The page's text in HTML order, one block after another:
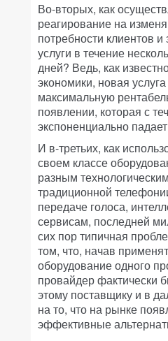
Во-вторых, как
реагирование на
потребности клиентов
услуги в течение
дней? Ведь, как
экономики, новая
максимальную
появлении, которая с
экспоненциально
И в-третьих, как
своем классе
разным
традиционной
передаче голоса,
сервисам, последней
сих пор типичная
том, что, начав
оборудование одного
провайдер фактически
этому поставщику и в
на то, что на рынке
эффективные